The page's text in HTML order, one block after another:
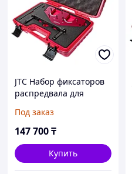
JTC Набор фиксаторов
распредвала для
(MERCEDES
M156,ML63,S63L,S63,CL
Под заказ
147 700₸
Купить